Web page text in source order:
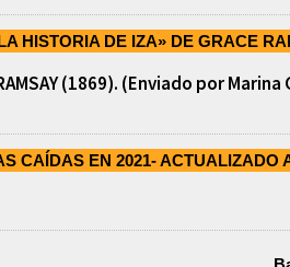
RAMSAY (1869). (Enviado por